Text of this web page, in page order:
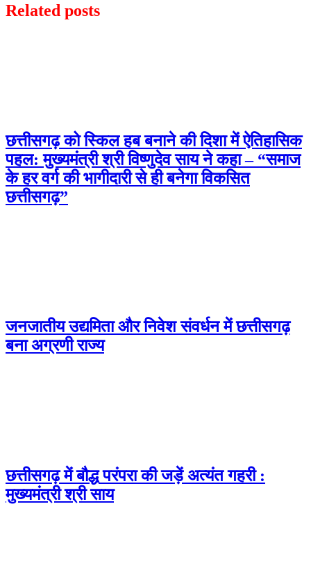
Related posts
छत्तीसगढ़ को स्किल हब बनाने की दिशा में ऐतिहासिक
पहल: मुख्यमंत्री श्री विष्णुदेव साय ने कहा – “समाज
के हर वर्ग की भागीदारी से ही बनेगा विकसित
छत्तीसगढ़”
जनजातीय उद्यमिता और निवेश संवर्धन में छत्तीसगढ़
बना अग्रणी राज्य
छत्तीसगढ़ में बौद्ध परंपरा की जड़ें अत्यंत गहरी :
मुख्यमंत्री श्री साय